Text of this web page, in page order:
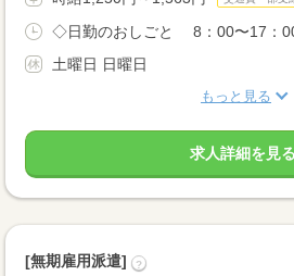
◇日勤のおしごと 8：00〜17：
土曜日 日曜日
もっと見る
求人詳細を見る
[無期雇用派遣] ?